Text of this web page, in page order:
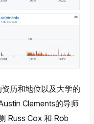
历和地位以及大学的
Clements的导师
Russ Cox 和 Rob